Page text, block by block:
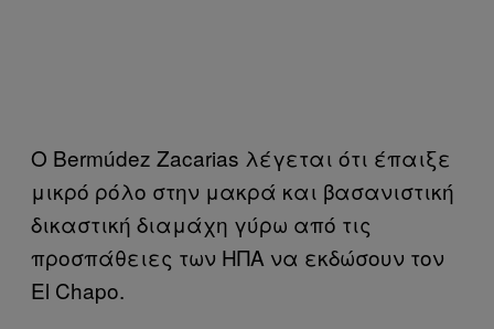
Ο Bermúdez Zacarias λέγεται ότι έπαιξε
μικρό ρόλο στην μακρά και βασανιστική
δικαστική διαμάχη γύρω από τις
προσπάθειες των ΗΠΑ να εκδώσουν τον
El Chapo.